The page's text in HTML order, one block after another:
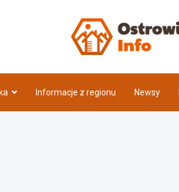
Informacje z regionu Newsy